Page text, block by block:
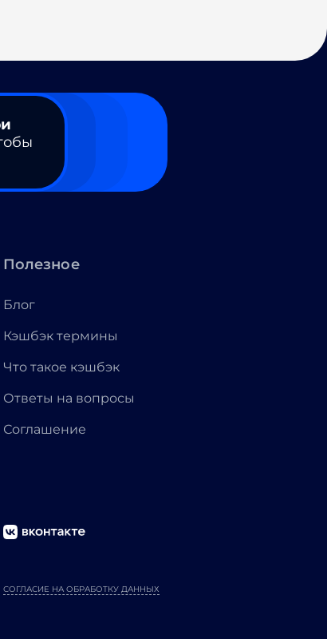
Полезное
Блог
Кэшбэк термины
Что такое кэшбэк
Ответы на вопросы
Соглашение
СОГЛАСИЕ НА ОБРАБОТКУ ДАННЫХ